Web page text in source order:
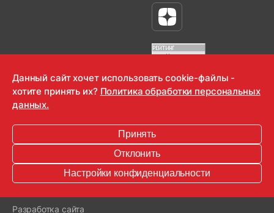
Яндекс Дзен
OOO "Радио-Любовь" 2000-2026
Информация для правообладателей
Разработка сайта
Данный сайт хочет использовать cookie-файлы -
хотите принять их? Политика обработки персональных
данных.
Принять
Отклонить
Настройки конфиденциальности